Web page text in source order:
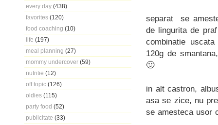
every day (438)
favorites (120)
food coaching (10)
life (197)
meal planning (27)
mommy undercover (59)
nutritie (12)
off topic (126)
oldies (115)
party food (52)
publicitate (33)
separat se
de lingurita de
combinatie
120g de
🙂
in alt castron,
asa se zice, nu
se amesteca usor